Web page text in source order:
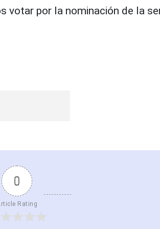
votar por la nominación de la
0
Rating